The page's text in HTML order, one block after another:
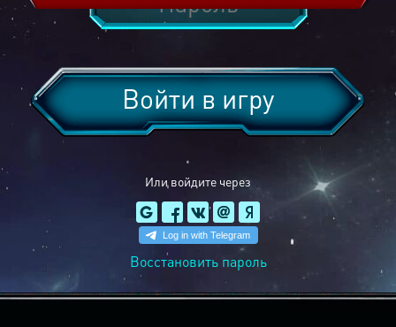
Или войдите через
Войти в игру
Восстановить пароль